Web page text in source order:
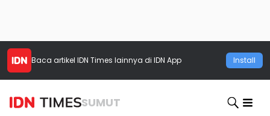
Baca artikel IDN Times lainnya di IDN App Install
SUMUT